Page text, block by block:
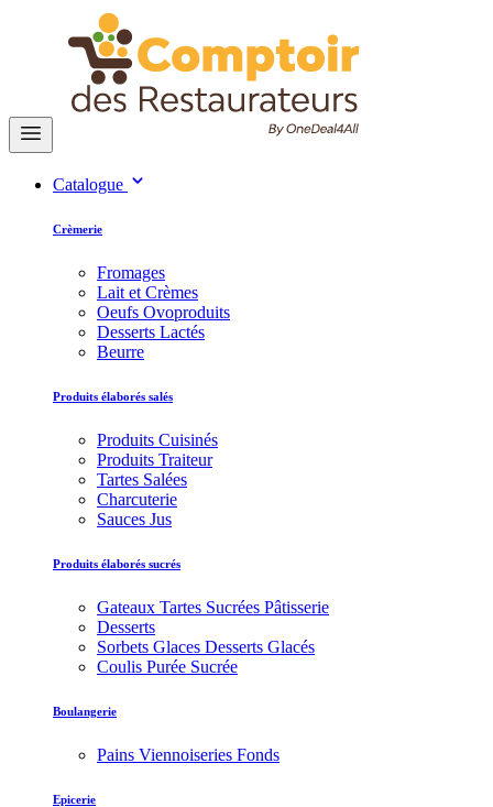
Catalogue
Crèmerie
Fromages
Lait et Crèmes
Oeufs Ovoproduits
Desserts Lactés
Beurre
Produits élaborés salés
Produits Cuisinés
Produits Traiteur
Tartes Salées
Charcuterie
Sauces Jus
Produits élaborés sucrés
Gateaux Tartes Sucrées Pâtisserie
Desserts
Sorbets Glaces Desserts Glacés
Coulis Purée Sucrée
Boulangerie
Pains Viennoiseries Fonds
Epicerie